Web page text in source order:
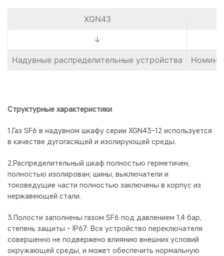
XGN43
↓
Надувные распределительные устройства
Структурные характеристики
1.Газ SF6 в надувном шкафу серии XGN43-12 используется
в качестве дугогасящей и изолирующей среды.
2.Распределительный шкаф полностью герметичен,
полностью изолирован; шины, выключатели и
токоведущие части полностью заключены в корпус из
нержавеющей стали.
3.Полости заполнены газом SF6 под давлением 1,4 бар,
степень защиты - IP67: Все устройство переключателя
совершенно не подвержено влиянию внешних условий
окружающей среды, и может обеспечить нормальную